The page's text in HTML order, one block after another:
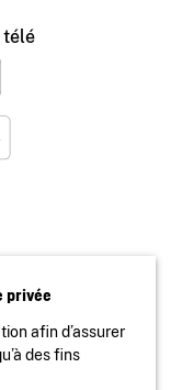
télé
privée
afin d’assurer
des fins